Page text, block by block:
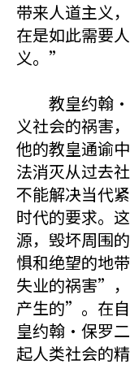
带来人道主义
在是如此需要
义。”
教皇约翰·
义社会的祸害
他的教皇通谕
法消灭从过去
不能解决当代
时代的要求。
源，毁坏周围
惧和绝望的地
失业的祸害”
产生的”。在
皇约翰·保罗
起人类社会的